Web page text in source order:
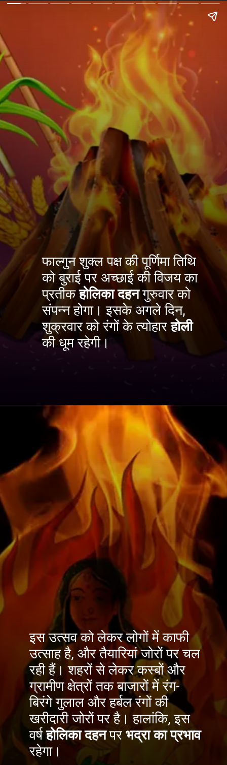
फाल्गुन शुक्ल पक्ष की पूर्णिमा तिथि
को बुराई पर अच्छाई की विजय का
प्रतीकहोलिका दहनगुरुवार को
संपन्न होगा। इसके अगले दिन,
शुक्रवार को रंगों के त्योहारहोली
की धूम रहेगी।
इस उत्सव को लेकर लोगों में काफी
उत्साह है, और तैयारियां जोरों पर चल
रही हैं। शहरों से लेकर कस्बों और
ग्रामीण क्षेत्रों तक बाजारों में रंग-
बिरंगे गुलाल और हर्बल रंगों की
खरीदारी जोरों पर है। हालांकि, इस
वर्षहोलिका दहनपरभद्रा का प्रभाव
रहेगा।